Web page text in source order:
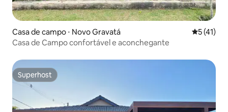
Casa de campo ⋅ Novo Gravatá 5 de uma
5 (41)
Casa de Campo confortável e aconchegante
Superhost
Superhost